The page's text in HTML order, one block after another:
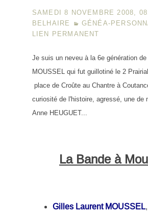
SAMEDI 8 NOVEMBRE 2008,
BELHAIRE
GÉNÉA-
LIEN PERMANENT
Je suis un neveu à la 6e génération
MOUSSEL qui fut guillotiné le 2
place de Croûte au Chantre à
curiosité de l'histoire, agressé, une de
Anne HEUGUET...
La Bande à
Gilles Laurent MOUSSEL